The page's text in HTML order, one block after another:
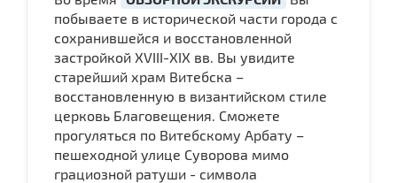
побываете в исторической части города с
сохранившейся и восстановленной
застройкой ХVIII-XIX вв. Вы увидите
старейший храм Витебска –
восстановленную в византийском стиле
церковь Благовещения. Сможете
прогуляться по Витебскому Арбату –
пешеходной улице Суворова мимо
грациозной ратуши - символа